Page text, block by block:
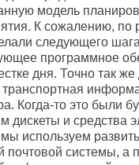
модель
К сожалению, по
следующего
программное
дня. Точно так
транспортная
Когда-то это были
дискеты и средства
используем
почтовой системы, а